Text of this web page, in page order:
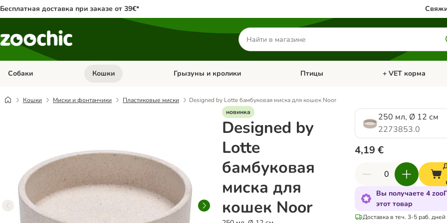
Бесплатная доставка при заказе от 39€*
Поиск
товаров
Собаки Откройте меню категории: Собаки
Кошки Откройте меню категории: Кошки
Грызуны и кролики Откройте меню категории: Грызуны и кролики
Птицы Откройте меню
+ VET корма
Кошки Миски и фонтанчики Пластиковые миски
Designed by Lotte бамбуковая миска для кошек Noor
новинка
Designed by
Lotte
бамбуковая
миска для
кошек Noor
250 мл, Ø 12 см
2273853.0
4,19 €
Вы получаете 4
этот товар
Доставка в теч. 3-5 раб. дней